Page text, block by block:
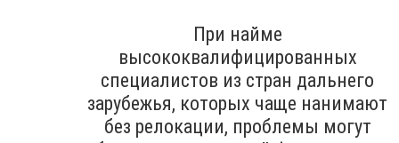
При найме
высококвалифицированных
специалистов из стран дальнего
зарубежья, которых чаще нанимают
без релокации, проблемы могут